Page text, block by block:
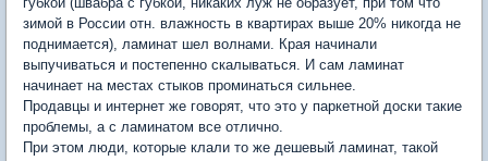
зимой в России отн. влажность в квартирах выше 20% никогда не
поднимается), ламинат шел волнами. Края начинали
выпучиваться и постепенно скалываться. И сам ламинат
начинает на местах стыков проминаться сильнее.
Продавцы и интернет же говорят, что это у паркетной доски такие
проблемы, а с ламинатом все отлично.
При этом люди, которые клали то же дешевый ламинат, такой